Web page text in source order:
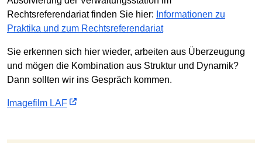
Rechtsreferendariat finden Sie hier: Informationen zu
Praktika und zum Rechtsreferendariat
Sie erkennen sich hier wieder, arbeiten aus Überzeugung
und mögen die Kombination aus Struktur und Dynamik?
Dann sollten wir ins Gespräch kommen.
Imagefilm LAF